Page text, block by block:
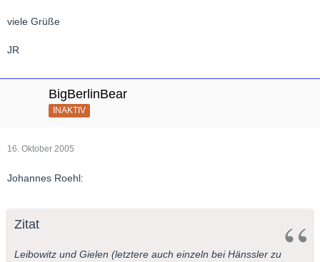
viele Grüße
JR
BigBerlinBear
INAKTIV
16. Oktober 2005
Johannes Roehl:
Zitat
Leibowitz und Gielen (letztere auch einzeln bei Hänssler zu